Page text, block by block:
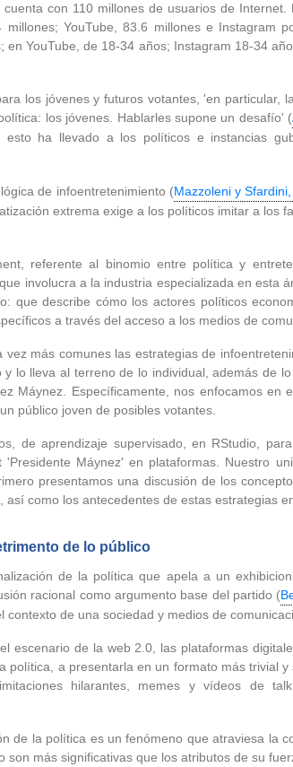
con 110 millones de usuarios de
YouTube, 83.6 millones e Instagram
YouTube, de 18-34 años; Instagram 18-34
los jóvenes y futuros votantes, 'en particular,
los jóvenes. Hablarles supone un desafío' (
esto ha llevado a los políticos e instancias
de infoentretenimiento (Mazzoleni y
extrema exige a los políticos imitar a los
referente al binomio entre política y
involucra a la industria especializada en esta
que describe cómo los actores políticos
a través del acceso a los medios de
más comunes las estrategias de
lo lleva al terreno de lo individual, además de
Máynez. Específicamente, nos enfocamos
público joven de posibles votantes.
de aprendizaje supervisado, en RStudio,
Máynez' en plataformas. Nuestro
presentamos una discusión de los
como los antecedentes de estas estrategias
de lo público
de la política que apela a un
racional como argumento base del partido (
de una sociedad y medios de
escenario de la web 2.0, las plataformas
política, a presentarla en un formato más trivial
hilarantes, memes y vídeos de
de la política es un fenómeno que atraviesa la
más significativas que los atributos de su